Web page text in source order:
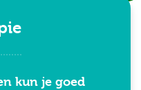
kun je goed